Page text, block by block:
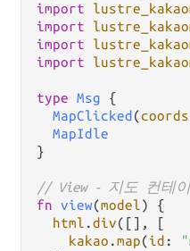
import
import
import
import
type Msg {
MapClicked (coords
MapIdle
}
// View - 지도 컨테
fn view(model) {
html .div([], [
kakao .map(id :